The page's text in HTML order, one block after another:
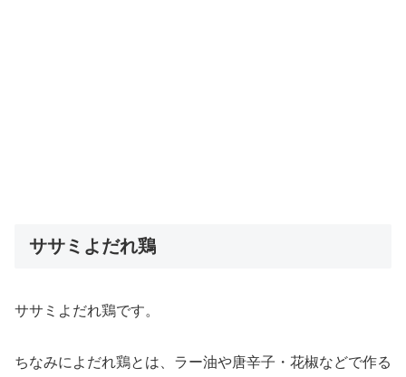
ササミよだれ鶏
ササミよだれ鶏です。
ちなみによだれ鶏とは、ラー油や唐辛子・花椒などで作る